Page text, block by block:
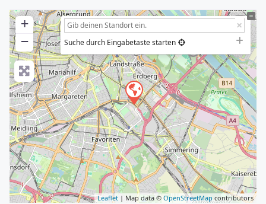
+
−
Suche durch Eingabetaste starten
Leaflet | Map data © OpenStreetMap contributors